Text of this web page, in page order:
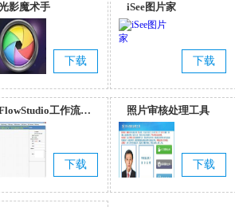
影魔术手
下载
iSee图片家
下载
工作流集
成开发环境
下载
照片审核处理工具
下载